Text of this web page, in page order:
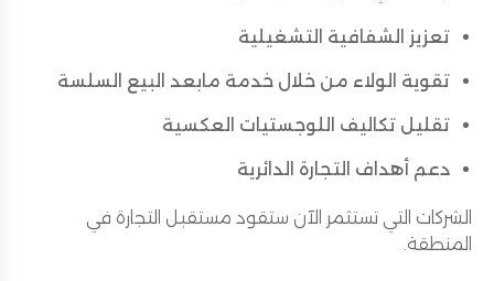
تعزيز الشفافية التشغيلية
تقوية الولاء من خلال خدمة مابعد البيع السلسة
تقليل تكاليف اللوجستيات العكسية
دعم أهداف التجارة الدائرية
الشركات التي تستثمر الآن ستقود مستقبل التجارة في
المنطقة.